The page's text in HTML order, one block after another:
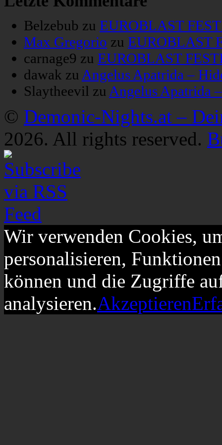
Belzebub zu EUROBLAST
Max Gregorio zu EUROBLAST
carnage9 zu EUROBLAST
dawak zu Angelus Apatrida –
Slaytheevil zu Angelus Apatrida
© Demonic-Nights.at –
2026. All rights reserved.
Wir verwenden Cookies,
personalisieren,
können und die Zugriffe
analysieren.Akzeptieren